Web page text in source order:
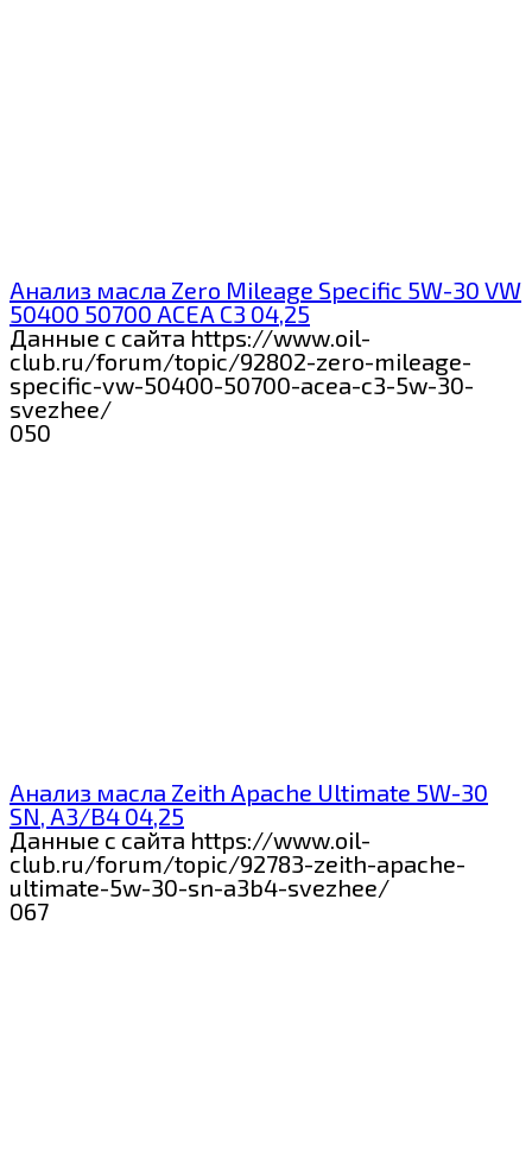
Анализ масла Zero Mileage Specific 5W-30 VW
50400 50700 ACEA C3 04,25
Данные с сайта https://www.oil-
club.ru/forum/topic/92802-zero-mileage-
specific-vw-50400-50700-acea-c3-5w-30-
svezhee/
050
Анализ масла Zeith Apache Ultimate 5W-30
SN, A3/B4 04,25
Данные с сайта https://www.oil-
club.ru/forum/topic/92783-zeith-apache-
ultimate-5w-30-sn-a3b4-svezhee/
067